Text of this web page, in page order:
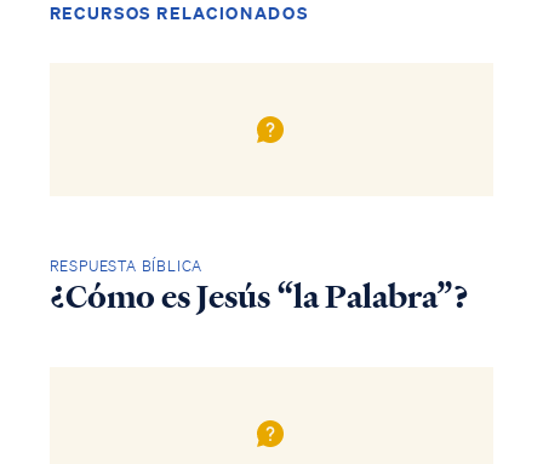
RECURSOS RELACIONADOS
RESPUESTA BÍBLICA
¿Cómo es Jesús “la Palabra”?